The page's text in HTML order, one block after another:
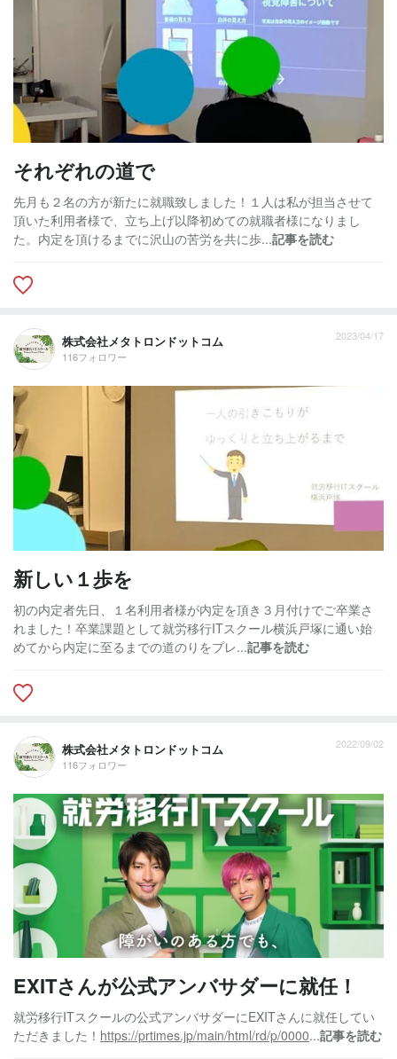
それぞれの道で
先月も２名の方が新たに就職致しました！１人は私が担当させて
頂いた利用者様で、立ち上げ以降初めての就職者様になりまし
た。内定を頂けるまでに沢山の苦労を共に歩...記事を読む
株式会社メタトロンドットコム
116フォロワー
2023/04/17
新しい１歩を
初の内定者先日、１名利用者様が内定を頂き３月付けでご卒業さ
れました！卒業課題として就労移行ITスクール横浜戸塚に通い始
めてから内定に至るまでの道のりをプレ...記事を読む
株式会社メタトロンドットコム
116フォロワー
2022/09/02
EXITさんが公式アンバサダーに就任！
就労移行ITスクールの公式アンバサダーにEXITさんに就任してい
ただきました！ https://prtimes.jp/main/html/rd/p/0000...記事を読む